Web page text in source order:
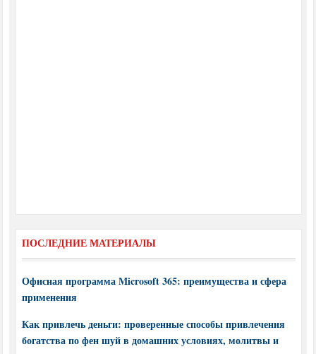
ПОСЛЕДНИЕ МАТЕРИАЛЫ
Офисная программа Microsoft 365: преимущества и сфера
применения
Как привлечь деньги: проверенные способы привлечения
богатства по фен шуй в домашних условиях, молитвы и